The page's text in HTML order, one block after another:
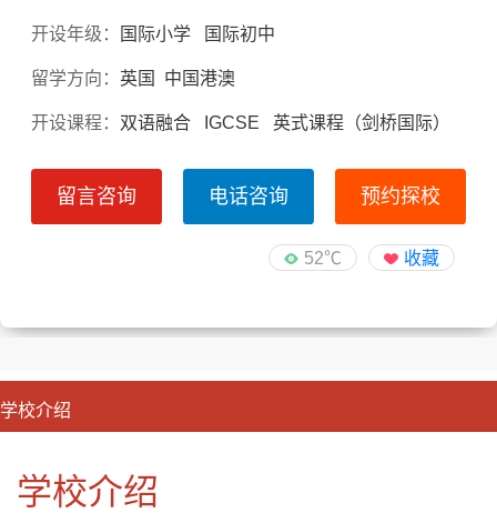
开设年级： 国际小学 国际初中
留学方向： 英国 中国港澳
开设课程： 双语融合 IGCSE 英式课程（剑桥国际）
留言咨询 电话咨询 预约探校
52℃ 收藏
学校介绍
学校介绍